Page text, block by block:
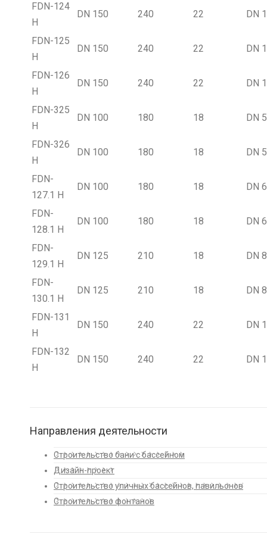
FDN-124
Н
DN 150 240 22 DN
FDN-125
Н
DN 150 240 22 DN
FDN-126
Н
DN 150 240 22 DN
FDN-325
Н
DN 100 180 18 DN
FDN-326
Н
DN 100 180 18 DN
FDN-
127.1 Н
DN 100 180 18 DN
FDN-
128.1 Н
DN 100 180 18 DN
FDN-
129.1 Н
DN 125 210 18 DN
FDN-
130.1 Н
DN 125 210 18 DN
FDN-131
Н
DN 150 240 22 DN
FDN-132
Н
DN 150 240 22 DN
Направления деятельности
Строительство бани с бассейном
Дизайн-проект
Строительство уличных бассейнов, павильонов
Строительство фонтанов